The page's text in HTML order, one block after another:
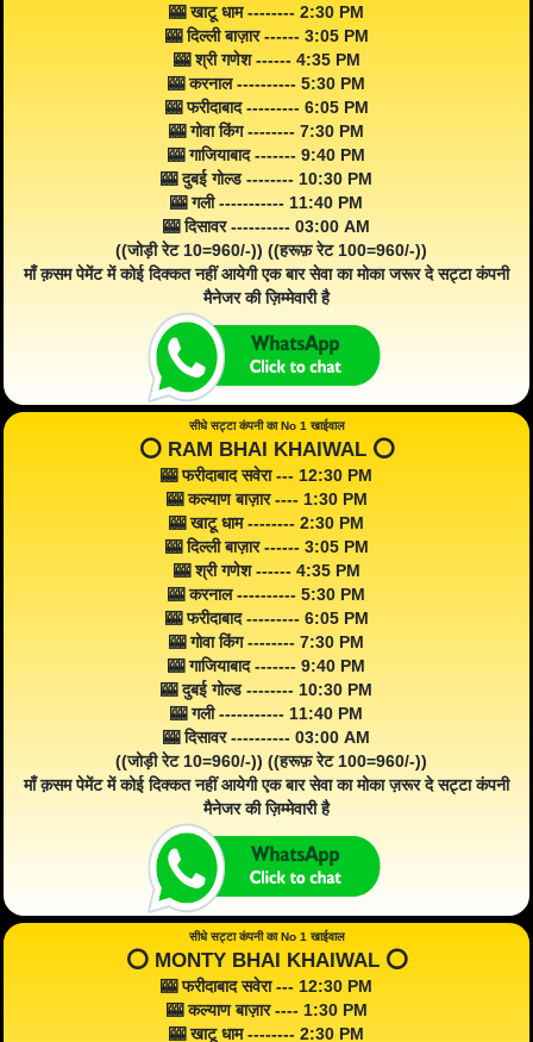
🎰 खाटू धाम -------- 2:30 PM
🎰 दिल्ली बाज़ार ------ 3:05 PM
🎰 श्री गणेश ------ 4:35 PM
🎰 करनाल ---------- 5:30 PM
🎰 फरीदाबाद --------- 6:05 PM
🎰 गोवा किंग -------- 7:30 PM
🎰 गाजियाबाद ------- 9:40 PM
🎰 दुबई गोल्ड -------- 10:30 PM
🎰 गली ----------- 11:40 PM
🎰 दिसावर ---------- 03:00 AM
((जोड़ी रेट 10=960/-)) ((हरूफ़ रेट 100=960/-))
माँ क़सम पेमेंट में कोई दिक्कत नहीं आयेगी एक बार सेवा का मोका जरूर दे सट्टा कंपनी
मैनेजर की ज़िम्मेवारी है
सीधे सट्टा कंपनी का No 1 खाईवाल
⭕️ RAM BHAI KHAIWAL ⭕️
🎰 फरीदाबाद सवेरा --- 12:30 PM
🎰 कल्याण बाज़ार ---- 1:30 PM
🎰 खाटू धाम -------- 2:30 PM
🎰 दिल्ली बाज़ार ------ 3:05 PM
🎰 श्री गणेश ------ 4:35 PM
🎰 करनाल ---------- 5:30 PM
🎰 फरीदाबाद --------- 6:05 PM
🎰 गोवा किंग -------- 7:30 PM
🎰 गाजियाबाद ------- 9:40 PM
🎰 दुबई गोल्ड -------- 10:30 PM
🎰 गली ----------- 11:40 PM
🎰 दिसावर ---------- 03:00 AM
((जोड़ी रेट 10=960/-)) ((हरूफ़ रेट 100=960/-))
माँ क़सम पेमेंट में कोई दिक्कत नहीं आयेगी एक बार सेवा का मोका ज़रूर दे सट्टा कंपनी
मैनेजर की ज़िम्मेवारी है
सीधे सट्टा कंपनी का No 1 खाईवाल
⭕️ MONTY BHAI KHAIWAL ⭕️
🎰 फरीदाबाद सवेरा --- 12:30 PM
🎰 कल्याण बाज़ार ---- 1:30 PM
🎰 खाटू धाम -------- 2:30 PM